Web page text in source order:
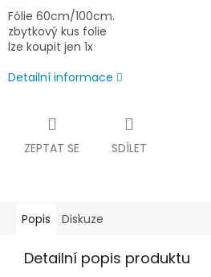
Fólie 60cm/100cm.
zbytkový kus folie
lze koupit jen 1x
Detailní informace
ZEPTAT SE SDÍLET
Popis Diskuze
Detailní popis produktu